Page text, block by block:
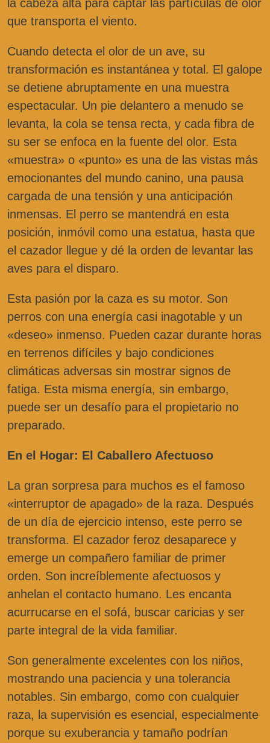
la cabeza alta para captar las partículas de olor
que transporta el viento.
Cuando detecta el olor de un ave, su
transformación es instantánea y total. El galope
se detiene abruptamente en una muestra
espectacular. Un pie delantero a menudo se
levanta, la cola se tensa recta, y cada fibra de
su ser se enfoca en la fuente del olor. Esta
«muestra» o «punto» es una de las vistas más
emocionantes del mundo canino, una pausa
cargada de una tensión y una anticipación
inmensas. El perro se mantendrá en esta
posición, inmóvil como una estatua, hasta que
el cazador llegue y dé la orden de levantar las
aves para el disparo.
Esta pasión por la caza es su motor. Son
perros con una energía casi inagotable y un
«deseo» inmenso. Pueden cazar durante horas
en terrenos difíciles y bajo condiciones
climáticas adversas sin mostrar signos de
fatiga. Esta misma energía, sin embargo,
puede ser un desafío para el propietario no
preparado.
En el Hogar: El Caballero Afectuoso
La gran sorpresa para muchos es el famoso
«interruptor de apagado» de la raza. Después
de un día de ejercicio intenso, este perro se
transforma. El cazador feroz desaparece y
emerge un compañero familiar de primer
orden. Son increíblemente afectuosos y
anhelan el contacto humano. Les encanta
acurrucarse en el sofá, buscar caricias y ser
parte integral de la vida familiar.
Son generalmente excelentes con los niños,
mostrando una paciencia y una tolerancia
notables. Sin embargo, como con cualquier
raza, la supervisión es esencial, especialmente
porque su exuberancia y tamaño podrían